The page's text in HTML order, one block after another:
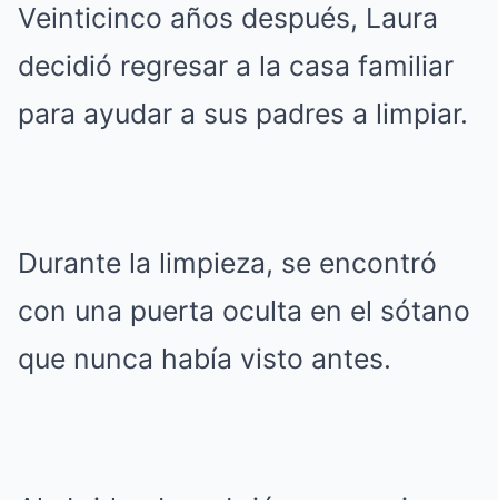
Veinticinco años después, Laura
decidió regresar a la casa familiar
para ayudar a sus padres a limpiar.
Durante la limpieza, se encontró
con una puerta oculta en el sótano
que nunca había visto antes.